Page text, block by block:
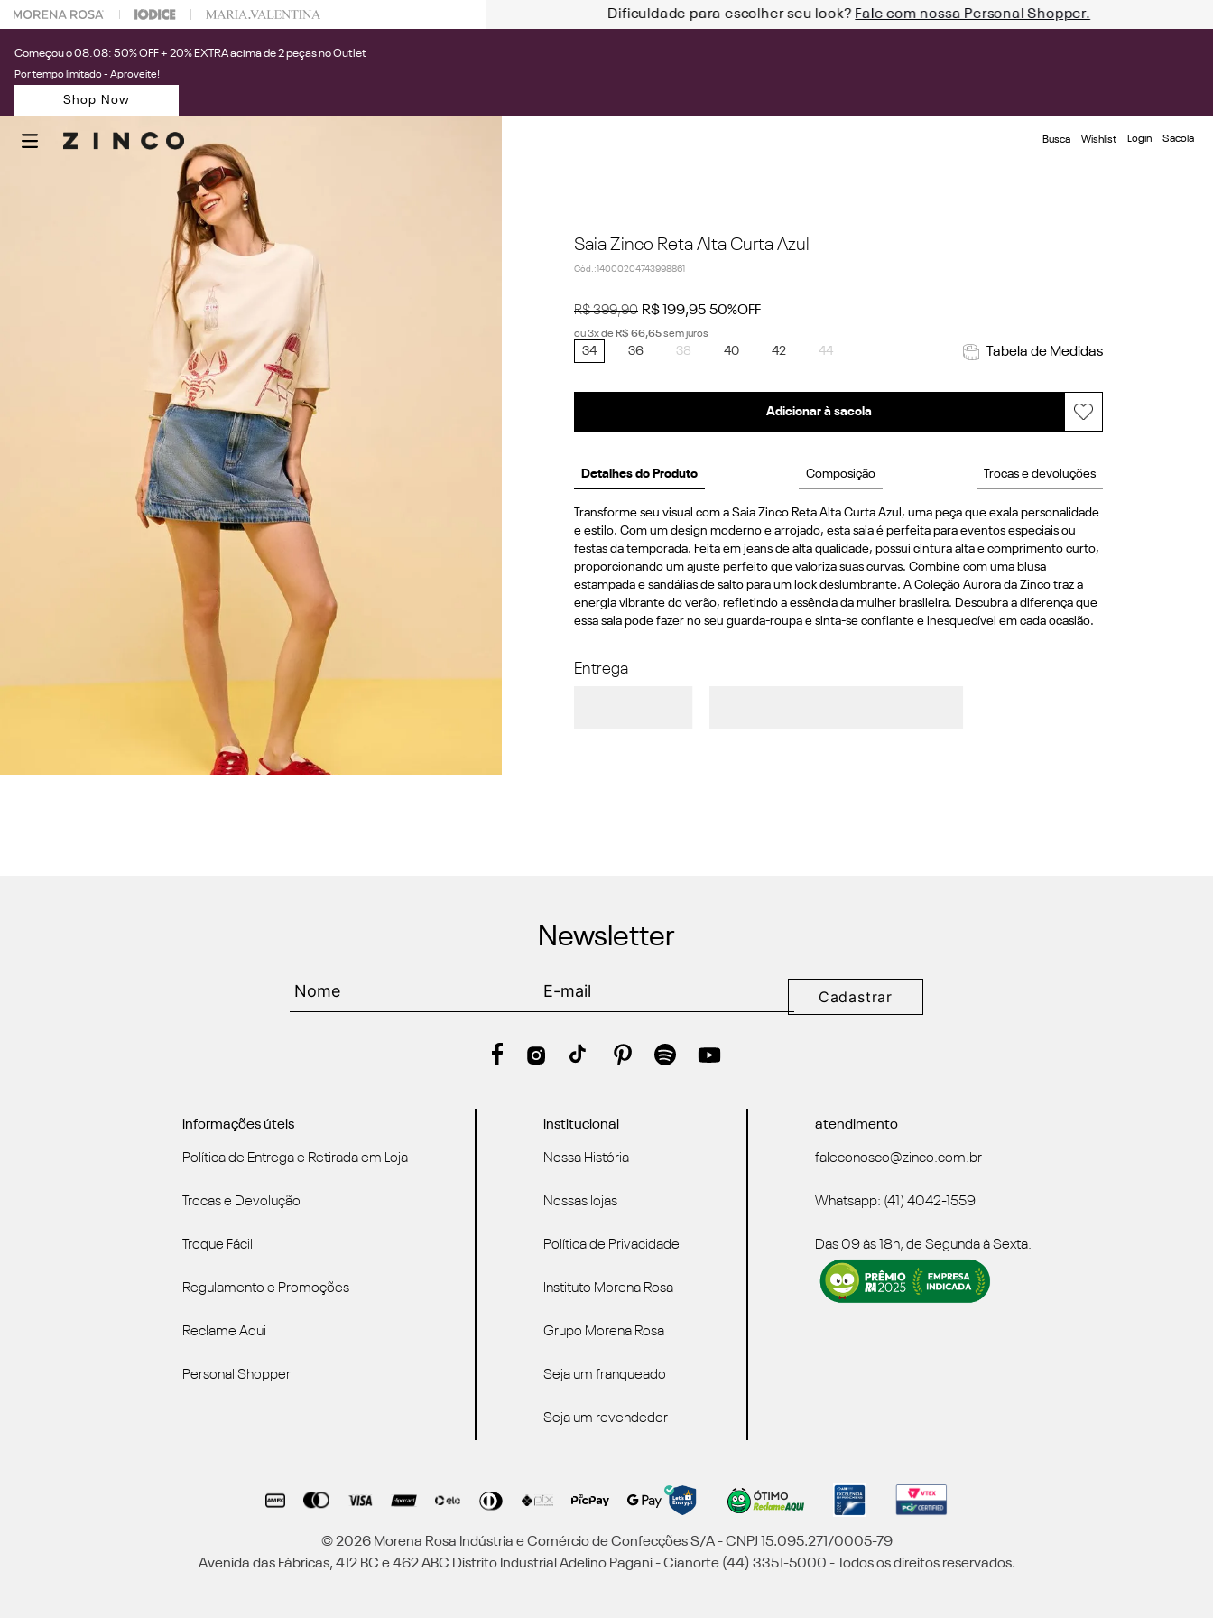
na sua 1° compra usando o cupom: PRIMEIRAZIN Dificuldade para escolher seu look? Fale com nossa Personal Shopper.
Começou o 08.08: 50% OFF + 20% EXTRA acima de 2 peças no Outlet
Por tempo limitado - Aproveite!
Shop Now
Busca Wishlist Login
Saia Zinco Reta Alta Curta Azul
Cód. :14000204743998861
R$ 399,90 R$ 199,95 50%OFF
ou3x de R$ 66,65sem juros
34 36 38 40 42 44 Tabela de Medidas
Adicionar à sacola
Detalhes do Produto Composição Trocas e devoluções
Transforme seu visual com a Saia Zinco Reta Alta Curta Azul, uma peça que exala personalidade
e estilo. Com um design moderno e arrojado, esta saia é perfeita para eventos especiais ou
festas da temporada. Feita em jeans de alta qualidade, possui cintura alta e comprimento curto,
proporcionando um ajuste perfeito que valoriza suas curvas. Combine com uma blusa
estampada e sandálias de salto para um look deslumbrante. A Coleção Aurora da Zinco traz a
energia vibrante do verão, refletindo a essência da mulher brasileira. Descubra a diferença que
essa saia pode fazer no seu guarda-roupa e sinta-se confiante e inesquecível em cada ocasião.
Entrega
Newsletter
Cadastrar
informações úteis
Política de Entrega e Retirada em Loja
Trocas e Devolução
Troque Fácil
Regulamento e Promoções
Reclame Aqui
Personal Shopper
institucional
Nossa História
Nossas lojas
Política de Privacidade
Instituto Morena Rosa
Grupo Morena Rosa
Seja um franqueado
Seja um revendedor
atendimento
faleconosco@zinco.com.br
Whatsapp: (41) 4042-1559
Das 09 às 18h, de Segunda à Sexta.
© 2026 Morena Rosa Indústria e Comércio de Confecções S/A - CNPJ 15.095.271/0005-79
Avenida das Fábricas, 412 BC e 462 ABC Distrito Industrial Adelino Pagani - Cianorte (44) 3351-5000 - Todos os direitos reservados.